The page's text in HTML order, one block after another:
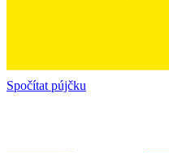
Spočítat pújčku